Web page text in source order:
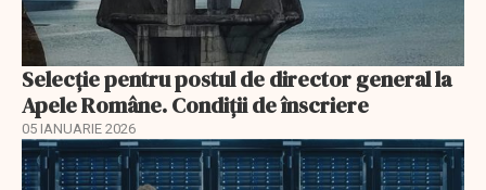
Selecţie pentru postul de director general la
Apele Române. Condiţii de înscriere
05 IANUARIE 2026